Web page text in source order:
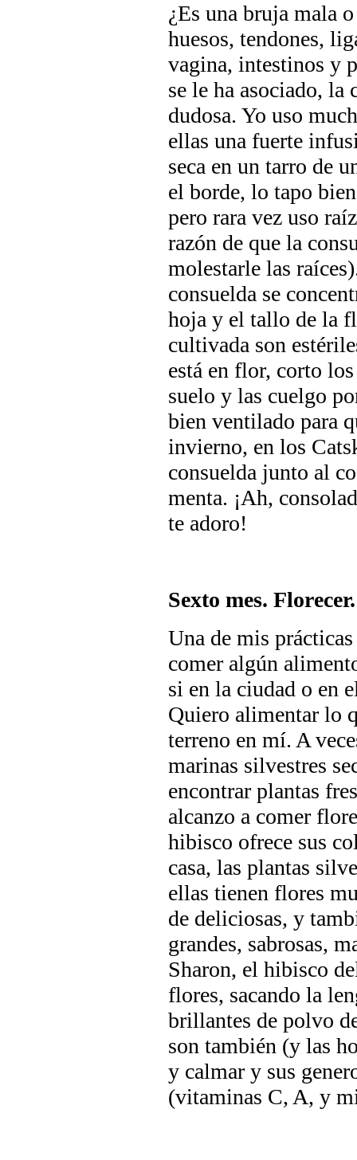
¿Es una bruja mala
huesos, tendones,
vagina, intestinos y
se le ha asociado,
dudosa. Yo uso
ellas una fuerte
seca en un tarro de
el borde, lo tapo
pero rara vez uso
razón de que la
molestarle las
consuelda se
hoja y el tallo de la
cultivada son
está en flor, corto
suelo y las cuelgo
bien ventilado para
invierno, en los
consuelda junto al
menta. ¡Ah,
te adoro!
Sexto mes.
Una de mis
comer algún
si en la ciudad o en
Quiero alimentar lo
terreno en mí. A
marinas silvestres
encontrar plantas
alcanzo a comer
hibisco ofrece sus
casa, las plantas
ellas tienen flores
de deliciosas, y
grandes, sabrosas,
Sharon, el hibisco
flores, sacando la
brillantes de polvo
son también (y las
y calmar y sus
(vitaminas C, A, y